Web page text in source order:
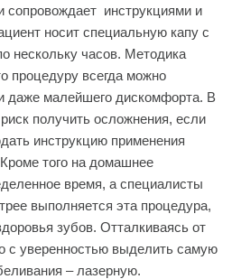
сопровождает инструкциями и
носит специальную капу с
нескольку часов. Методика
процедуру всегда можно
даже малейшего дискомфорта. В
получить осложнения, если
инструкцию применения
того на домашнее
время, а специалисты
выполняется эта процедура,
зубов. Отталкиваясь от
с уверенностью выделить самую
– лазерную.